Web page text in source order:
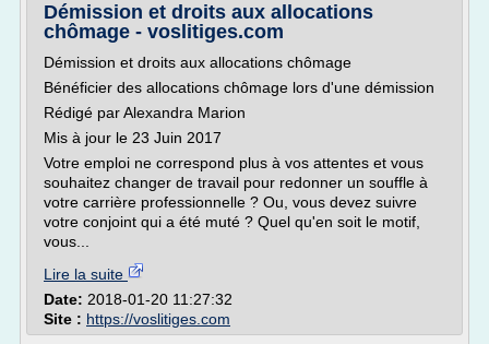
Démission et droits aux allocations
chômage - voslitiges.com
Démission et droits aux allocations chômage
Bénéficier des allocations chômage lors d'une démission
Rédigé par Alexandra Marion
Mis à jour le 23 Juin 2017
Votre emploi ne correspond plus à vos attentes et vous
souhaitez changer de travail pour redonner un souffle à
votre carrière professionnelle ? Ou, vous devez suivre
votre conjoint qui a été muté ? Quel qu'en soit le motif,
vous...
Lire la suite
Date: 2018-01-20 11:27:32
Site : https://voslitiges.com